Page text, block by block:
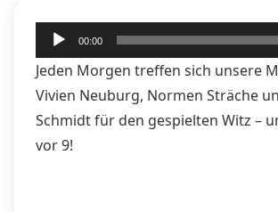
Audio-
Player
00:00
Jeden Morgen treffen sich unsere
Vivien Neuburg, Normen Sträche
Schmidt für den gespielten Witz –
vor 9!